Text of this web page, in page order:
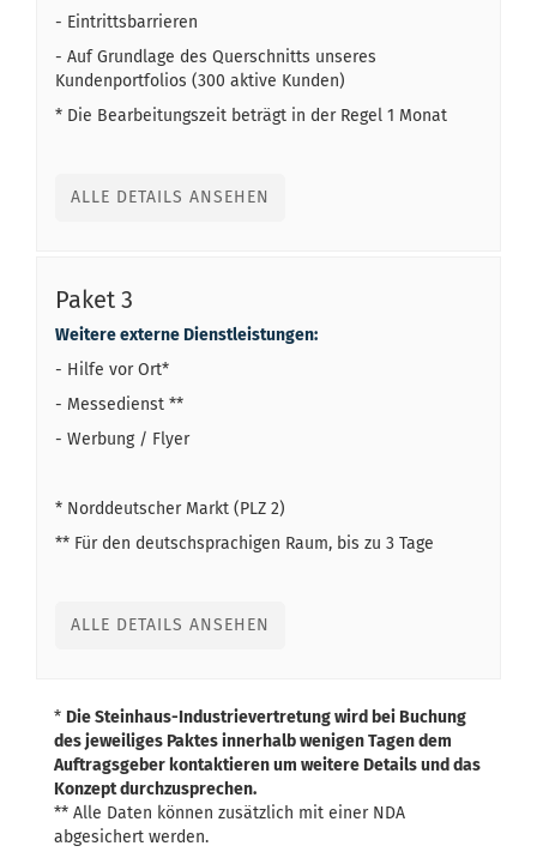
- Eintrittsbarrieren
- Auf Grundlage des Querschnitts unseres
Kundenportfolios (300 aktive Kunden)
* Die Bearbeitungszeit beträgt in der Regel 1 Monat
ALLE DETAILS ANSEHEN
Paket 3
Weitere externe Dienstleistungen:
- Hilfe vor Ort*
- Messedienst **
- Werbung / Flyer
* Norddeutscher Markt (PLZ 2)
** Für den deutschsprachigen Raum, bis zu 3 Tage
ALLE DETAILS ANSEHEN
* Die Steinhaus-Industrievertretung wird bei Buchung
des jeweiliges Paktes innerhalb wenigen Tagen dem
Auftragsgeber kontaktieren um weitere Details und das
Konzept durchzusprechen.
** Alle Daten können zusätzlich mit einer NDA
abgesichert werden.